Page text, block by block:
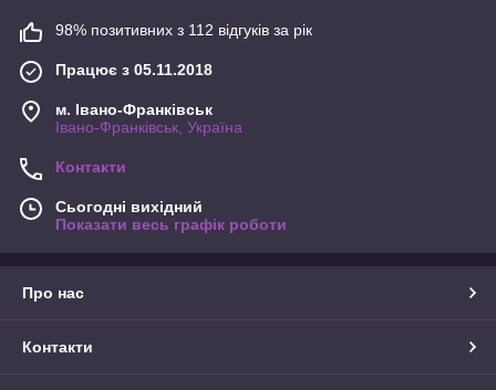
98% позитивних з 112 відгуків за рік
Працює з 05.11.2018
м. Івано-Франківськ
Івано-Франківськ, Україна
Контакти
Сьогодні вихідний
Показати весь графік роботи
Про нас
Контакти